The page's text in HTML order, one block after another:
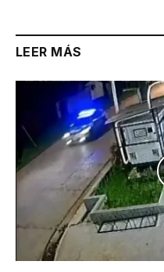
LEER MÁS